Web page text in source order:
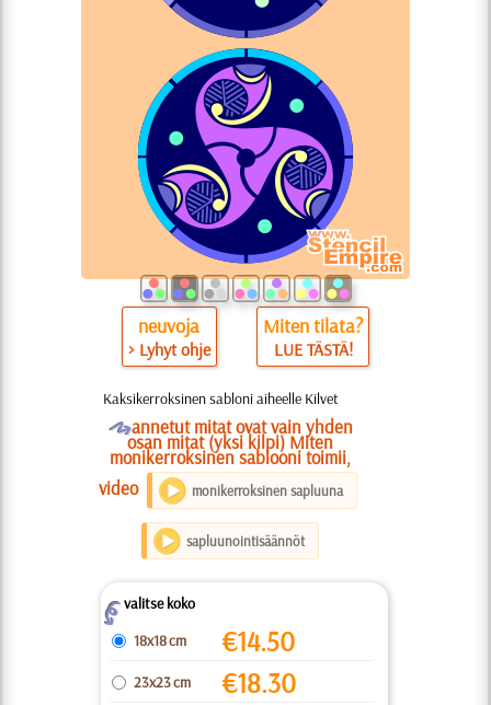
neuvoja
> Lyhyt ohje
Miten tilata?
LUE TÄSTÄ!
Kaksikerroksinen sabloni aiheelle Kilvet
Oannetut mitat ovat vain yhden
osan mitat (yksi kilpi) Miten
monikerroksinen sablooni toimii,
video
monikerroksinen sapluuna
sapluunointisäännöt
Zvalitse koko
18x18 cm
€14.50
23x23 cm €18.30